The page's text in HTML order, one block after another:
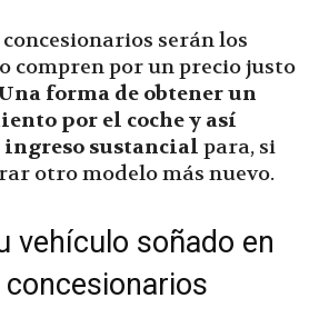
serán los
compren por un precio justo
forma de obtener un
por el coche y así
sustancial para, si
otro modelo más nuevo.
vehículo soñado en
concesionarios